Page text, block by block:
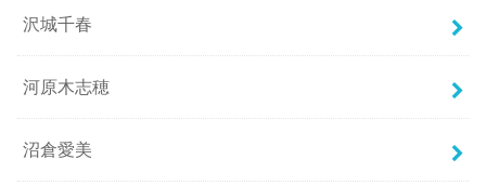
沢城千春
河原木志穂
沼倉愛美